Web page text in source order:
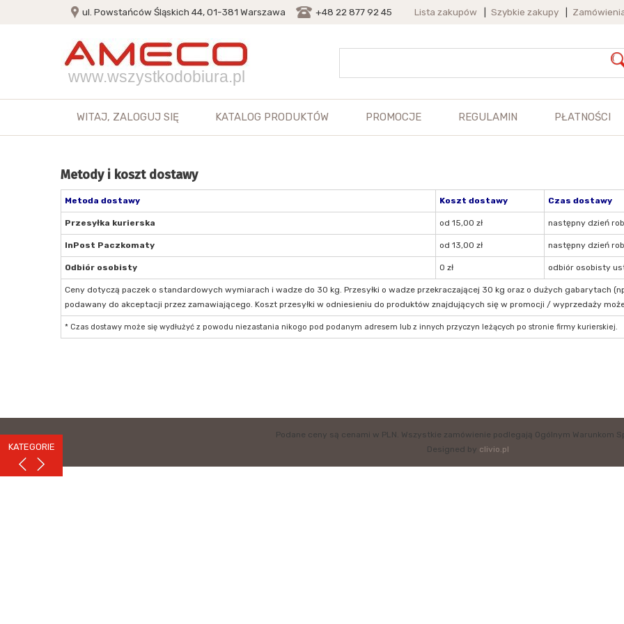
KATEGORIE
ul. Powstańców Śląskich 44, 01-381 Warszawa +48 22 877 92 45 Lista zakupów Szybkie zakupy
www.wszystkodobiura.pl
WITAJ, ZALOGUJ SIĘ KATALOG PRODUKTÓW PROMOCJE REGULAMIN PŁATNOŚCI
Metody i koszt dostawy
Metoda dostawy Koszt dostawy Czas dostawy
Przesyłka kurierska od 15,00 zł następny dzień
InPost Paczkomaty od 13,00 zł następny dzień
Odbiór osobisty 0 zł odbiór osobisty
Ceny dotyczą paczek o standardowych wymiarach i wadze do 30 kg. Przesyłki o wadze przekraczającej 30 kg oraz o dużych gabarytach
podawany do akceptacji przez zamawiającego. Koszt przesyłki w odniesieniu do produktów znajdujących się w promocji / wyprzedaży
* Czas dostawy może się wydłużyć z powodu niezastania nikogo pod podanym adresem lub z innych przyczyn leżących po stronie firmy kurierskiej.
Podane ceny są cenami w PLN. Wszystkie zamówienie podlegają Ogólnym Warunkom
Designed by clivio.pl